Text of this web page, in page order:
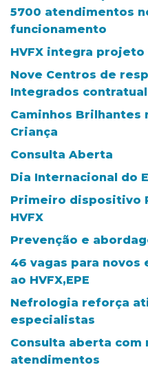
5700 atendimentos
funcionamento
HVFX integra projeto
Nove Centros de
Integrados
Caminhos Brilhantes
Criança
Consulta Aberta
Dia Internacional do
Primeiro dispositivo
HVFX
Prevenção e
46 vagas para
ao HVFX,EPE
Nefrologia reforça
especialistas
Consulta aberta com
atendimentos